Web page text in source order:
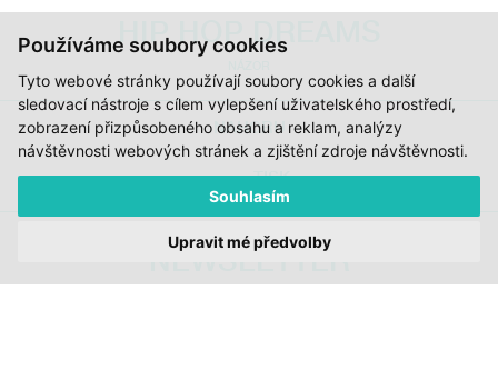
Používáme soubory cookies
Tyto webové stránky používají soubory cookies a další
sledovací nástroje s cílem vylepšení uživatelského prostředí,
zobrazení přizpůsobeného obsahu a reklam, analýzy
návštěvnosti webových stránek a zjištění zdroje návštěvnosti.
Souhlasím
Upravit mé předvolby
HIP HOP DREAMS
NAHORU
TISK
NEWSLETTER